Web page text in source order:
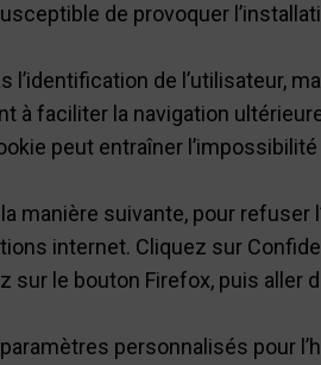
de provoquer
de l’utilisateur,
à faciliter la navigation
peut entraîner
manière suivante, pour refuser
internet. Cliquez sur
le bouton Firefox, puis aller
personnalisés pour